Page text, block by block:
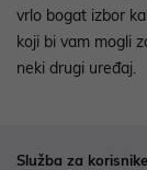
vrlo bogat izbor
koji bi vam mogli
neki drugi uređaj.
Služba za korisnike